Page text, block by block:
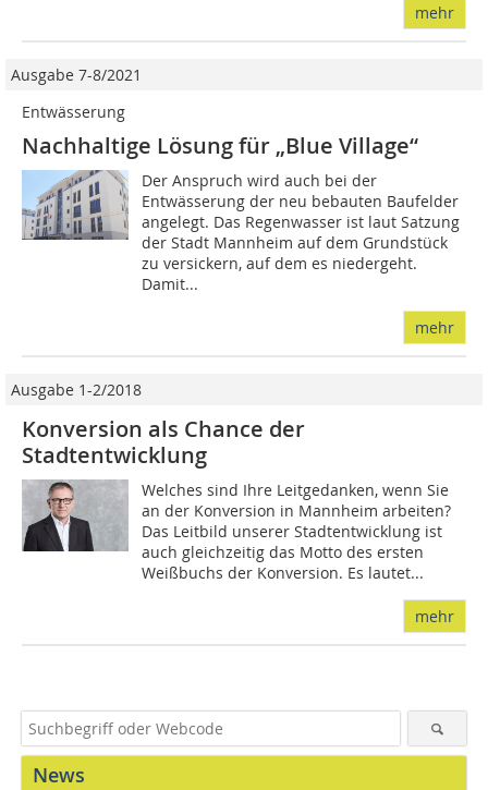
mehr
Ausgabe 7-8/2021
Entwässerung
Nachhaltige Lösung für „Blue Village“
Der Anspruch wird auch bei der
Entwässerung der neu bebauten Baufelder
angelegt. Das Regenwasser ist laut Satzung
der Stadt Mannheim auf dem Grundstück
zu versickern, auf dem es niedergeht.
Damit...
mehr
Ausgabe 1-2/2018
Konversion als Chance der
Stadtentwicklung
Welches sind Ihre Leitgedanken, wenn Sie
an der Konversion in Mannheim arbeiten?
Das Leitbild unserer Stadtentwicklung ist
auch gleichzeitig das Motto des ersten
Weißbuchs der Konversion. Es lautet...
mehr
News